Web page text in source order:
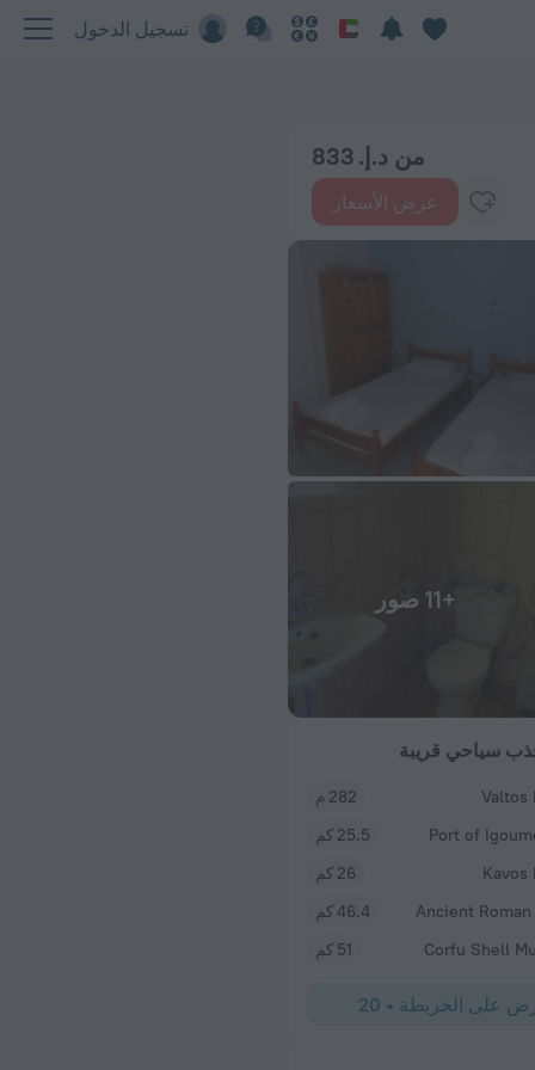
تسجيل الدخول
من د.إ. 833
عرض الأسعار
+11 صور
سياحي قريبة
Valtos
282 م
Port of
25.5 كم
Kavos
26 كم
Ancient
46.4 كم
Corfu Shell
51 كم
على الخريطة •
20